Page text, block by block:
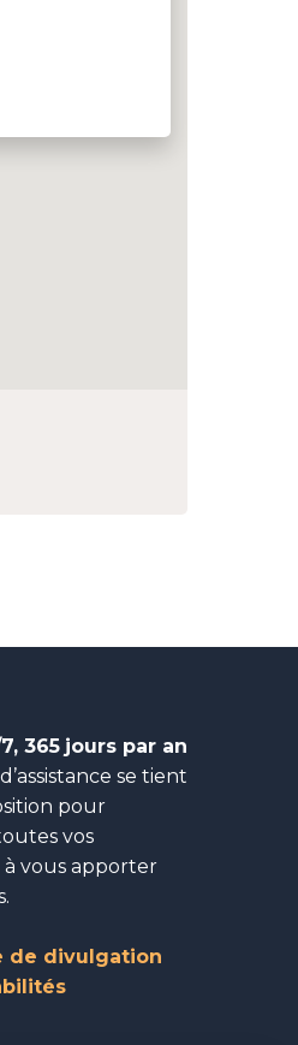
365 jours par an
se tient
pour
vos
vous apporter
de divulgation